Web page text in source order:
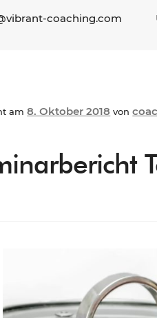
coaching.com
am8. Oktober 2018 von